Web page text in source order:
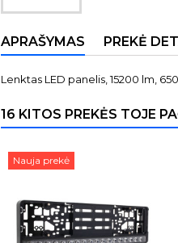
APRAŠYMAS PREKĖ
Lenktas LED panelis, 15200 lm,
16 KITOS PREKĖS TOJE
Nauja prekė